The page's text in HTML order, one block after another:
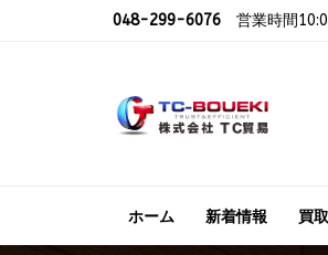
048-299-6076 営業時間
ホーム 新着情報 買